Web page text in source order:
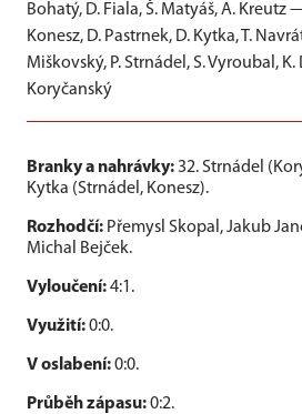
Bohatý, D. Fiala, Š. Matyáš, A. Kreutz
Konesz, D. Pastrnek, D. Kytka, T.
Miškovský, P. Strnádel, S. Vyroubal, K.
Koryčanský
Branky a nahrávky: 32. Strnádel
Kytka (Strnádel, Konesz).
Rozhodčí: Přemysl Skopal, Jakub
Michal Bejček.
Vyloučení:4:1.
Využití:0:0.
V oslabení:0:0.
Průběh zápasu:0:2.